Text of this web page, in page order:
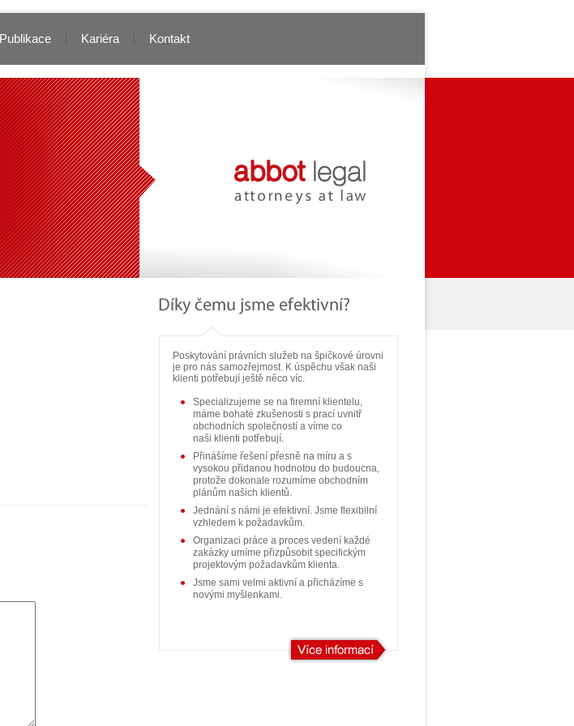
Publikace Kariéra Kontakt
Poskytování právních služeb na špičkové úrovni
je pro nás samozřejmost. K úspěchu však naši
klienti potřebují ještě něco víc.
Specializujeme se na firemní klientelu,
máme bohaté zkušenosti s prací uvnitř
obchodních společností a víme co
naši klienti potřebují.
Přinášíme řešení přesně na míru a s
vysokou přidanou hodnotou do budoucna,
protože dokonale rozumíme obchodním
plánům našich klientů.
Jednání s námi je efektivní. Jsme flexibilní
vzhledem k požadavkům.
Organizaci práce a proces vedení každé
zakázky umíme přizpůsobit specifickým
projektovým požadavkům klienta.
Jsme sami velmi aktivní a přicházíme s
novými myšlenkami.